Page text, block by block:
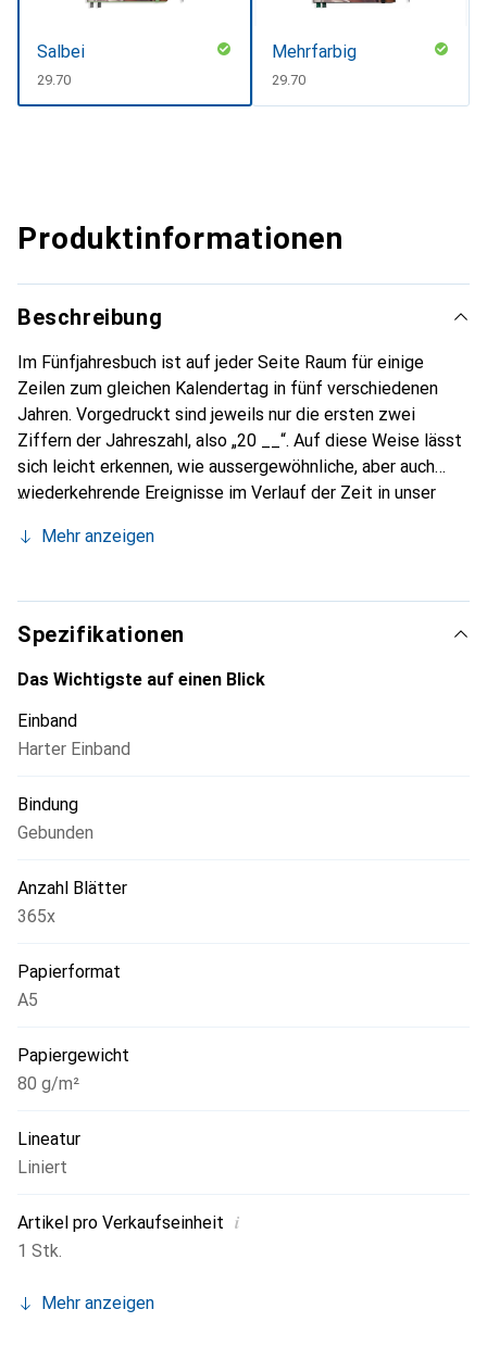
Salbei
CHF
29.70
Mehrfarbig
CHF
29.70
Produktinformationen
Beschreibung
Im Fünfjahresbuch ist auf jeder Seite Raum für einige
Zeilen zum gleichen Kalendertag in fünf verschiedenen
Jahren. Vorgedruckt sind jeweils nur die ersten zwei
Ziffern der Jahreszahl, also „20 __“. Auf diese Weise lässt
sich leicht erkennen, wie aussergewöhnliche, aber auch
wiederkehrende Ereignisse im Verlauf der Zeit in unser
führen, lässt im Verlauf der Jahre ein interessantes
Mehr anzeigen
Spezifikationen
Das Wichtigste auf einen Blick
Einband
Harter Einband
Bindung
Gebunden
Anzahl Blätter
365x
Papierformat
A5
Papiergewicht
80 g/m²
Lineatur
Liniert
Artikel pro Verkaufseinheit i
1 Stk.
Mehr anzeigen